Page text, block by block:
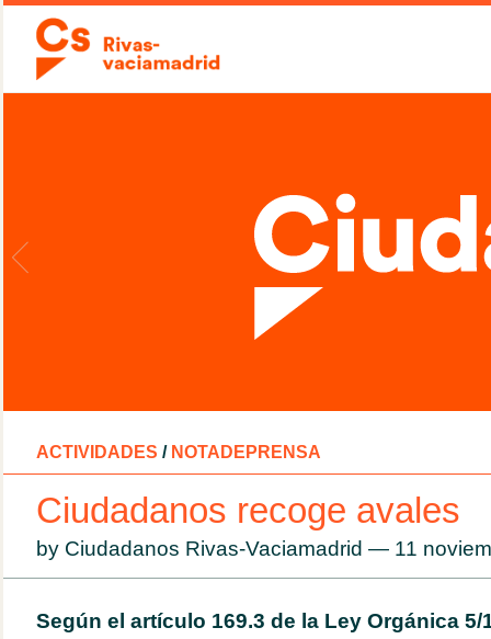
ACTIVIDADES / NOTADEPRENSA
Ciudadanos recoge avales
by Ciudadanos Rivas-Vaciamadrid — 11
Según el artículo 169.3 de la Ley Orgánica 5/